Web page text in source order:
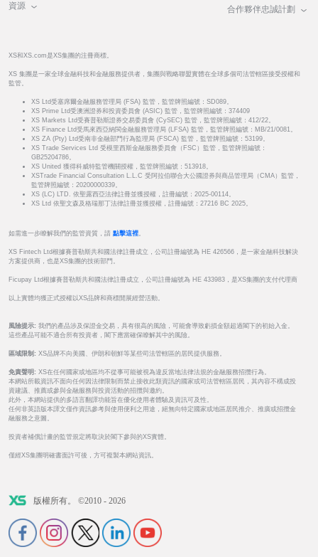
資源 合作夥伴忠誠計劃
XS和XS.com是XS集團的注冊商標。
XS 集團是一家全球金融科技和金融服務提供者，集團與戰略聯盟實體在全球多個司法管轄區接受授權和
監管。
XS Ltd受塞席爾金融服務管理局 (FSA) 監管，監管牌照編號：SD089。
XS Prime Ltd受澳洲證券和投資委員會 (ASIC) 監管，監管牌照編號：374409
XS Markets Ltd受賽普勒斯證券交易委員會 (CySEC) 監管，監管牌照編號：412/22。
XS Finance Ltd受馬來西亞納閩金融服務管理局 (LFSA) 監管，監管牌照編號：MB/21/0081。
XS ZA (Pty) Ltd受南非金融部門行為監理局 (FSCA) 監管，監管牌照編號：53199。
XS Trade Services Ltd 受模里西斯金融服務委員會（FSC）監管，監管牌照編號：
GB25204786。
XS United 獲得科威特監管機關授權，監管牌照編號：513918。
XSTrade Financial Consultation L.L.C 受阿拉伯聯合大公國證券與商品管理局（CMA）監管，
監管牌照編號：20200000339。
XS (LC) LTD. 依聖露西亞法律註冊並獲授權，註冊編號：2025-00114。
XS Ltd 依聖文森及格瑞那丁法律註冊並獲授權，註冊編號：27216 BC 2025。
如需進一步瞭解我們的監管資質，請 點擊這裡
XS Fintech Ltd根據賽普勒斯共和國法律註冊成立，公司註冊編號為 HE 426566，是一家金融科技解決
方案提供商，也是XS集團的技術部門。
Ficupay Ltd根據賽普勒斯共和國法律註冊成立，公司註冊編號為 HE 433983，是XS集團的支付代理商
以上實體均獲正式授權以XS品牌和商標開展經營活動。
風險提示: 我們的產品涉及保證金交易，具有很高的風險，可能會導致虧損金額超過閣下的初始入金。
這些產品可能不適合所有投資者，閣下應當確保瞭解其中的風險。
區域限制: XS品牌不向美國、伊朗和朝鮮等某些司法管轄區的居民提供服務。
免責聲明: XS在任何國家或地區均不從事可能被視為違反當地法律法規的金融服務招攬行為。
本網站所載資訊不面向任何因法律限制而禁止接收此類資訊的國家或司法管轄區居民，其內容不構成投
資建議、推薦或參與金融服務與投資活動的招攬與邀約。
此外，本網站提供的多語言翻譯功能旨在優化使用者體驗及資訊可及性。
任何非英語版本譯文僅作資訊參考與使用便利之用途，絕無向特定國家或地區居民推介、推廣或招攬金
融服務之意圖。
投資者補償計畫的監管規定將取決於閣下參與的XS實體。
僅經XS集團明確書面許可後，方可複製本網站資訊。
版權所有。 ©2010 - 2026